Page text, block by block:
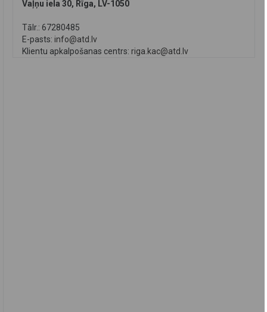
Vaļņu iela 30, Rīga, LV-1050
Tālr.: 67280485
E-pasts: info@atd.lv
Klientu apkalpošanas centrs: riga.kac@atd.lv